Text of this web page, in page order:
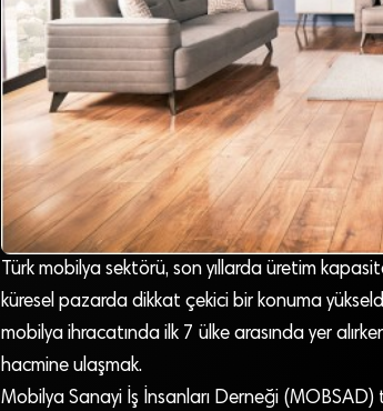
Türk mobilya sektörü, son yıllarda üretim
küresel pazarda dikkat çekici bir konuma
mobilya ihracatında ilk 7 ülke arasında yer
hacmine ulaşmak.
Mobilya Sanayi İş İnsanları Derneği